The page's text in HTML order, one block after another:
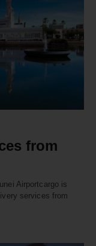
from
Airportcargo is
services from